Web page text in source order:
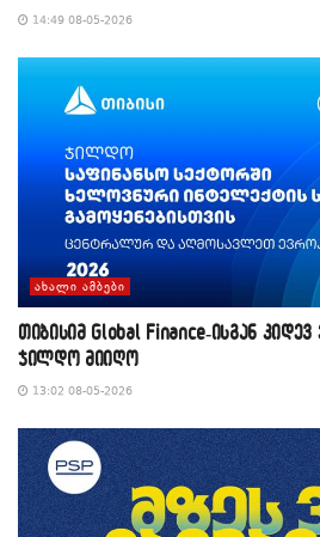
14:49 08-05-2026
ᲐᲮᲐᲚᲘ ᲐᲛᲑᲔᲑᲘ
თიბისიმ Global Finance-ისგან
ჯილდო მიიღო
13:02 08-05-2026